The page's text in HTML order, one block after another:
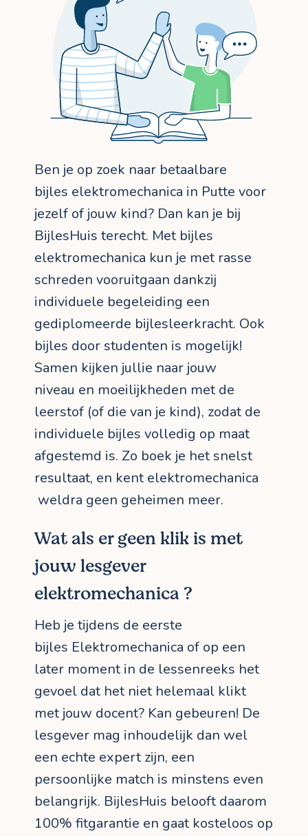
Ben je op zoek naar betaalbare
bijles elektromechanica in Putte voor
jezelf of jouw kind? Dan kan je bij
BijlesHuis terecht. Met bijles
elektromechanica kun je met rasse
schreden vooruitgaan dankzij
individuele begeleiding een
gediplomeerde bijlesleerkracht. Ook
bijles door studenten is mogelijk!
Samen kijken jullie naar jouw
niveau en moeilijkheden met de
leerstof (of die van je kind), zodat de
individuele bijles volledig op maat
afgestemd is. Zo boek je het snelst
resultaat, en kent elektromechanica
weldra geen geheimen meer.
Wat als er geen klik is met
jouw lesgever
elektromechanica ?
Heb je tijdens de eerste
bijles Elektromechanica of op een
later moment in de lessenreeks het
gevoel dat het niet helemaal klikt
met jouw docent? Kan gebeuren! De
lesgever mag inhoudelijk dan wel
een echte expert zijn, een
persoonlijke match is minstens even
belangrijk. BijlesHuis belooft daarom
100% fitgarantie en gaat kosteloos op